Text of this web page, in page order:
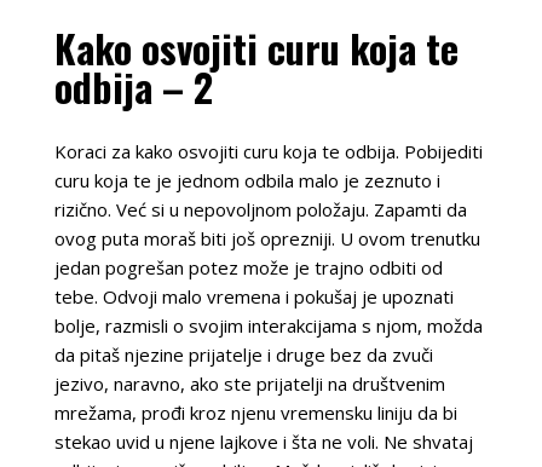
Kako osvojiti curu koja te
odbija – 2
Koraci za kako osvojiti curu koja te odbija. Pobijediti
curu koja te je jednom odbila malo je zeznuto i
rizično. Već si u nepovoljnom položaju. Zapamti da
ovog puta moraš biti još oprezniji. U ovom trenutku
jedan pogrešan potez može je trajno odbiti od
tebe. Odvoji malo vremena i pokušaj je upoznati
bolje, razmisli o svojim interakcijama s njom, možda
da pitaš njezine prijatelje i druge bez da zvuči
jezivo, naravno, ako ste prijatelji na društvenim
mrežama, prođi kroz njenu vremensku liniju da bi
stekao uvid u njene lajkove i šta ne voli. Ne shvataj